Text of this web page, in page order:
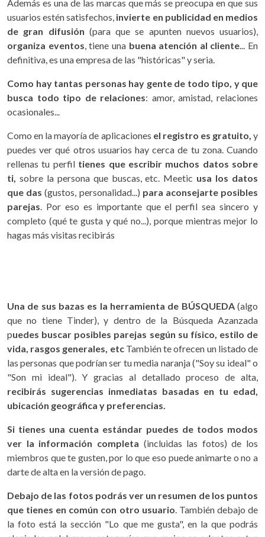
Además es una de las marcas que más se preocupa en que sus
usuarios estén satisfechos, invierte en publicidad en medios
de gran difusión (para que se apunten nuevos usuarios),
organiza eventos , tiene una buena atención al cliente ... En
definitiva, es una empresa de las "históricas" y seria.
Como hay tantas personas hay gente de todo tipo, y que
busca todo tipo de relaciones: amor, amistad, relaciones
ocasionales...
Como en la mayoría de aplicaciones el registro es gratuito,y
puedes ver qué otros usuarios hay cerca de tu zona. Cuando
rellenas tu perfil tienes que escribir muchos datos sobre
ti, sobre la persona que buscas, etc. Meetic usa los datos
que das (gustos, personalidad...) para aconsejarte posibles
parejas . Por eso es importante que el perfil sea sincero y
completo (qué te gusta y qué no...), porque mientras mejor lo
hagas más visitas recibirás
Una de sus bazas es la herramienta de BÚSQUEDA(algo
que no tiene Tinder), y dentro de la Búsqueda Azanzada
puedes buscar posibles parejas según su físico, estilo de
vida, rasgos generales, etcTambién te ofrecen un listado de
las personas que podrían ser tu media naranja ("Soy su ideal" o
"Son mi ideal"). Y gracias al detallado proceso de alta,
recibirás sugerencias inmediatas basadas en tu edad,
ubicación geográfica y preferencias.
Si tienes una cuenta estándar puedes de todos modos
ver la información completa (incluidas las fotos) de los
miembros que te gusten, por lo que eso puede animarte o no a
darte de alta en la versión de pago.
Debajo de las fotos podrás ver un resumen de los puntos
que tienes en común con otro usuario . También debajo de
la foto está la sección "Lo que me gusta", en la que podrás